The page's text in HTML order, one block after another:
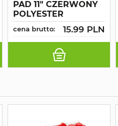
PAD 11" CZERWONY
POLYESTER
cena brutto: 15.99 PLN